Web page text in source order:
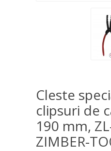
Cleste
clipsuri de
190 mm,
ZIMBER-